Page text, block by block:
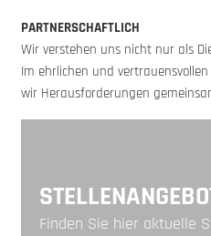
PARTNERSCHAFTLICH
Wir verstehen uns nicht nur als
Im ehrlichen und
wir Herausforderungen
Finden Sie hier aktuelle